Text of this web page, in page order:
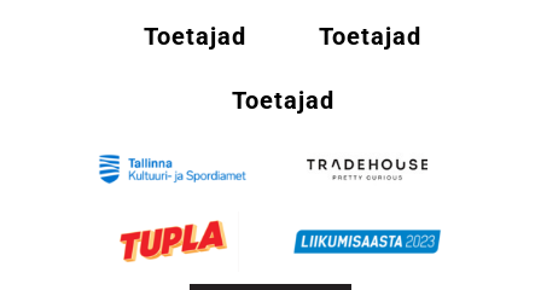
Toetajad Toetajad
Toetajad